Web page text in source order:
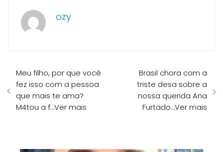
ozy
Meu filho, por que você
fez isso com a pessoa
que mais te ama?
M4tou a f…Ver mais
Brasil chora com a
triste desa sobre a
nossa querida Ana
Furtado…Ver mais